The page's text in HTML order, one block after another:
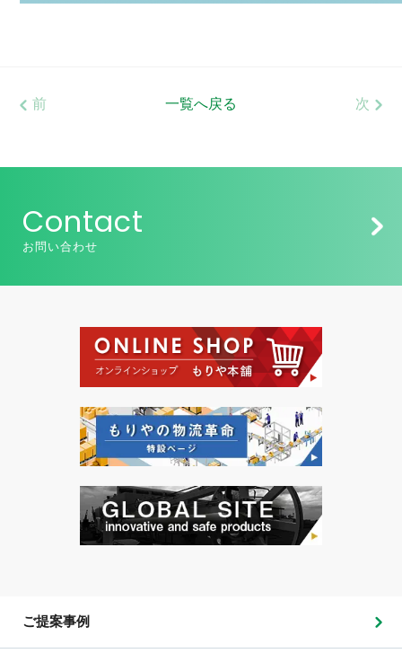
前 一覧へ戻る 次
Contact
お問い合わせ
ご提案事例